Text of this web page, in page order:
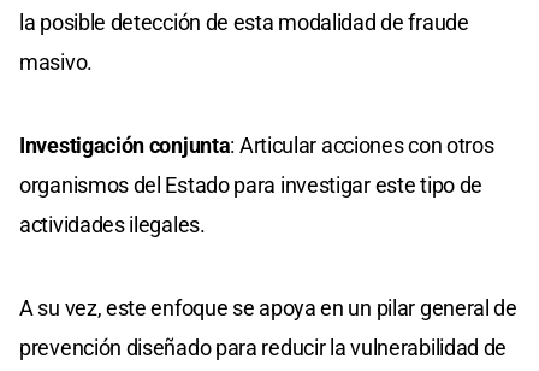
la posible detección de esta modalidad de fraude
masivo.
Investigación conjunta: Articular acciones con otros
organismos del Estado para investigar este tipo de
actividades ilegales.
A su vez, este enfoque se apoya en un pilar general de
prevención diseñado para reducir la vulnerabilidad de